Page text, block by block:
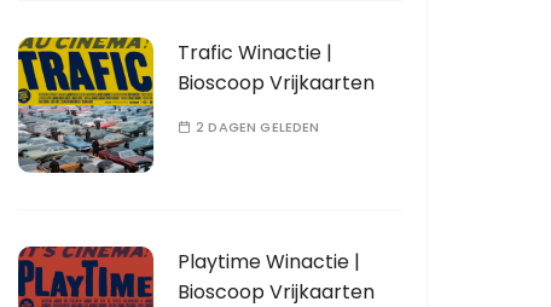
Trafic Winactie |
Bioscoop Vrijkaarten
2 DAGEN GELEDEN
Playtime Winactie |
Bioscoop Vrijkaarten